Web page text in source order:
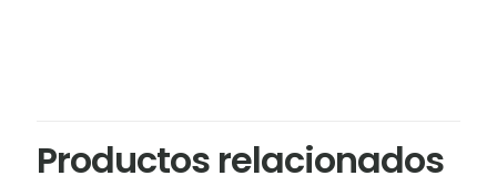
Productos relacionados